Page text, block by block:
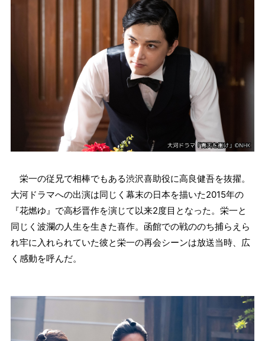
栄一の従兄で相棒でもある渋沢喜助役に高良健吾を抜擢。
大河ドラマへの出演は同じく幕末の日本を描いた2015年の
『花燃ゆ』で高杉晋作を演じて以来2度目となった。栄一と
同じく波瀾の人生を生きた喜作。函館での戦ののち捕らえら
れ牢に入れられていた彼と栄一の再会シーンは放送当時、広
く感動を呼んだ。